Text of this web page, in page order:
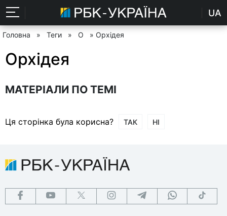
UA
Головна » Теги » О » Орхідея
Орхідея
МАТЕРІАЛИ ПО ТЕМІ
Ця сторінка була корисна? ТАК НІ